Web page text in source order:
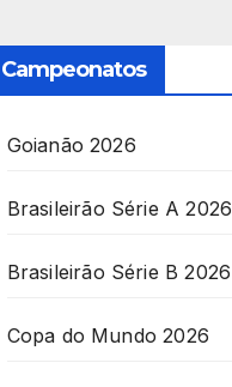
Campeonatos
Goianão 2026
Brasileirão Série A 2026
Brasileirão Série B 2026
Copa do Mundo 2026